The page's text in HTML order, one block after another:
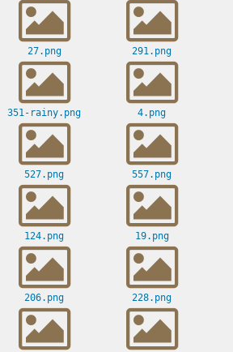
27.png 291.png
351-rainy.png 4.png
527.png 557.png
124.png 19.png
206.png 228.png